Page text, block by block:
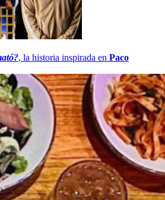
, la historia inspirada en Paco